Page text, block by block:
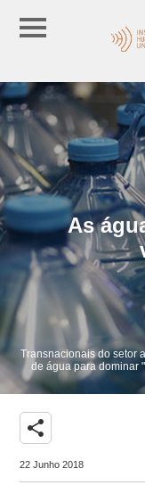
As
Transnacionais do setor
de água para dominar
share
22 Junho 2018